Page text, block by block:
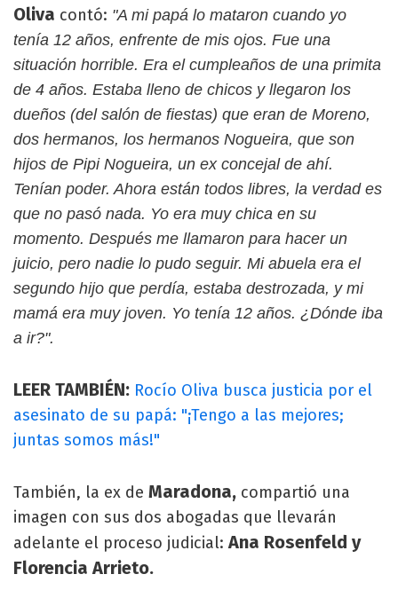
Oliva contó: "A mi papá lo mataron cuando yo
tenía 12 años, enfrente de mis ojos. Fue una
situación horrible. Era el cumpleaños de una primita
de 4 años. Estaba lleno de chicos y llegaron los
dueños (del salón de fiestas) que eran de Moreno,
dos hermanos, los hermanos Nogueira, que son
hijos de Pipi Nogueira, un ex concejal de ahí.
Tenían poder. Ahora están todos libres, la verdad es
que no pasó nada. Yo era muy chica en su
momento. Después me llamaron para hacer un
juicio, pero nadie lo pudo seguir. Mi abuela era el
segundo hijo que perdía, estaba destrozada, y mi
mamá era muy joven. Yo tenía 12 años. ¿Dónde iba
a ir?".
LEER TAMBIÉN: Rocío Oliva busca justicia por el
asesinato de su papá: "¡Tengo a las mejores;
juntas somos más!"
También, la ex de Maradona, compartió una
imagen con sus dos abogadas que llevarán
adelante el proceso judicial:Ana Rosenfeld y
Florencia Arrieto.